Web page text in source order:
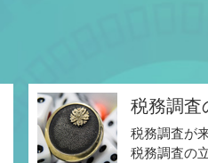
税務調査
税務調査が
税務調査の